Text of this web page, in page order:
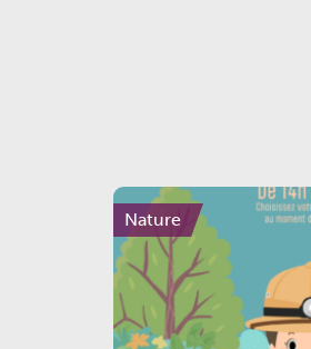
Nature